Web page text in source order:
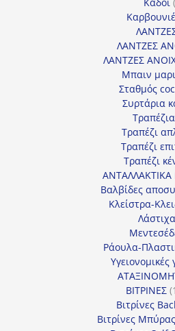
ΛΑΝΤΖΕΣ
ΛΑΝΤΖΕΣ
Μπαιν
Σταθμός
Συρτάρια
Τραπέζια
Τραπέζι
Τραπέζι
Τραπέζι
ΑΝΤΑΛΛΑΚΤΙΚΑ
Βαλβίδες
Κλείστρα-
Λάστιχα
Ράουλα-
Υγειονομικές
ΒΙΤΡΙΝΕΣ
Βιτρίνες
Βιτρίνες